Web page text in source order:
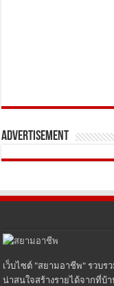
Advertisement
เว็บไซต์ "สยามอาชีพ" รวบร
น่าสนใจสร้างรายได้จากที่บ้